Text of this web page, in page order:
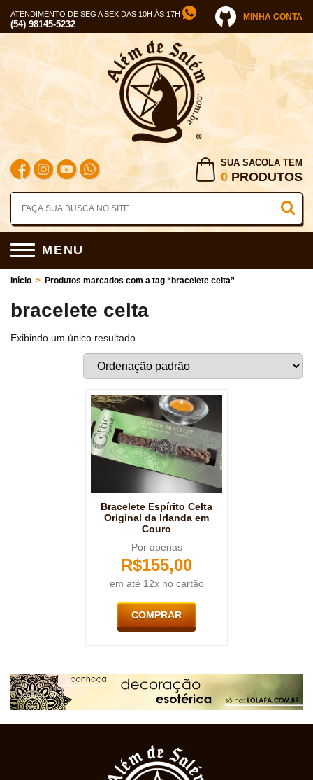
ATENDIMENTO DE SEG A SEX DAS 10H ÀS 17H
(54) 98145-5232
MINHA CONTA
SUA SACOLA TEM
0 PRODUTOS
MENU
Início > Produtos marcados com a tag “bracelete celta”
bracelete celta
Exibindo um único resultado
Bracelete Espírito Celta
Original da Irlanda em
Couro
Por apenas
R$155,00
em até 12x no cartão
COMPRAR